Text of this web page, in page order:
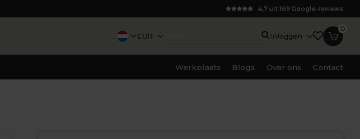
4,7 uit 169 Google-reviews
EUR Inloggen
0
Werkplaats Blogs Over ons Contact